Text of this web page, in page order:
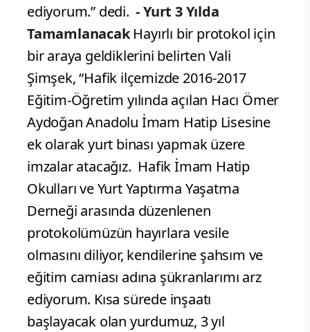
ediyorum.” dedi. - Yurt 3 Yılda
TamamlanacakHayırlı bir protokol için
bir araya geldiklerini belirten Vali
Şimşek, “Hafik ilçemizde 2016-2017
Eğitim-Öğretim yılında açılan Hacı Ömer
Aydoğan Anadolu İmam Hatip Lisesine
ek olarak yurt binası yapmak üzere
imzalar atacağız. Hafik İmam Hatip
Okulları ve Yurt Yaptırma Yaşatma
Derneği arasında düzenlenen
protokolümüzün hayırlara vesile
olmasını diliyor, kendilerine şahsım ve
eğitim camiası adına şükranlarımı arz
ediyorum. Kısa sürede inşaatı
başlayacak olan yurdumuz, 3 yıl